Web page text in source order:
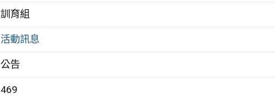
訓育組
活動訊息
公告
469